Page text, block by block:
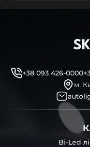
+38 093 426-0000
м.
Bi-Led